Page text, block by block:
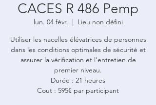
CACES R 486 Pemp
lun. 04 févr.
  |
Lieu non défini
Utiliser les nacelles élévatrices de personnes
dans les conditions optimales de sécurité et
assurer la vérification et l'entretien de
premier niveau.
Durée : 21 heures
Cout : 595€ par participant